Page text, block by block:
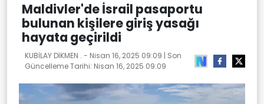
Maldivler'de İsrail pasaportu
bulunan kişilere giriş yasağı
hayata geçirildi
KUBİLAY DİKMEN . - Nisan 16, 2025 09:09 | Son
Güncelleme Tarihi: Nisan 16, 2025 09:09